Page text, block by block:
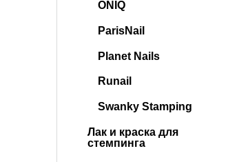
ONIQ
ParisNail
Planet Nails
Runail
Swanky Stamping
Лак и краска для
стемпинга